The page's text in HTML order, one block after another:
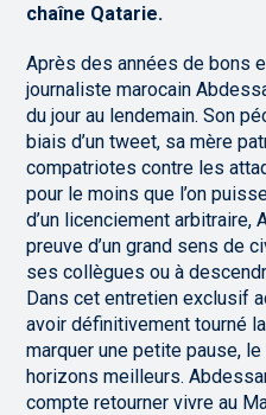
chaîne Qatarie.
Après des années de bons
journaliste marocain
du jour au lendemain. Son
biais d’un tweet, sa mère
compatriotes contre les
pour le moins que l’on
d’un licenciement
preuve d’un grand sens de
ses collègues ou à
Dans cet entretien exclusif
avoir définitivement tourné
marquer une petite pause,
horizons meilleurs.
compte retourner vivre au